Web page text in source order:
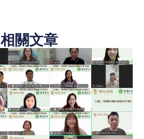
相關文章